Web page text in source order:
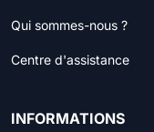
Qui sommes-nous ?
Centre d'assistance
INFORMATIONS